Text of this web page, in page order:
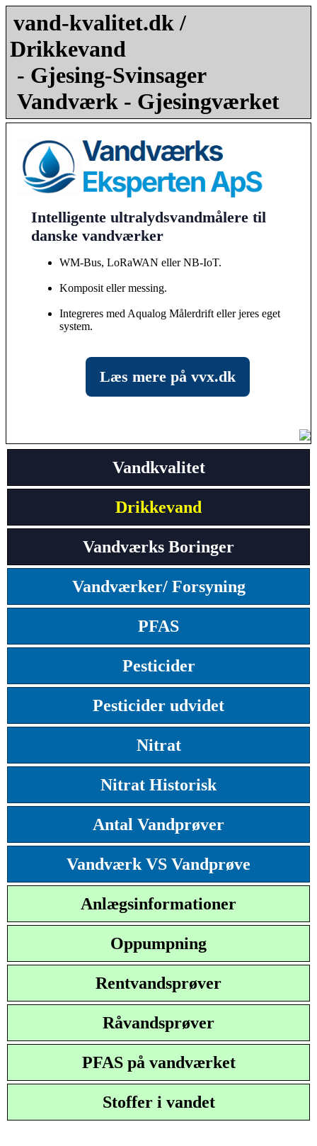
vand-kvalitet.dk /
Drikkevand
- Gjesing-Svinsager
Vandværk - Gjesingværket
Intelligente ultralydsvandmålere til
danske vandværker
WM-Bus, LoRaWAN eller NB-IoT.
Komposit eller messing.
Integreres med Aqualog Målerdrift eller jeres eget
system.
Læs mere på vvx.dk
Vandkvalitet
Drikkevand
Vandværks Boringer
Vandværker/ Forsyning
PFAS
Pesticider
Pesticider udvidet
Nitrat
Nitrat Historisk
Antal Vandprøver
Vandværk VS Vandprøve
Anlægsinformationer
Oppumpning
Rentvandsprøver
Råvandsprøver
PFAS på vandværket
Stoffer i vandet